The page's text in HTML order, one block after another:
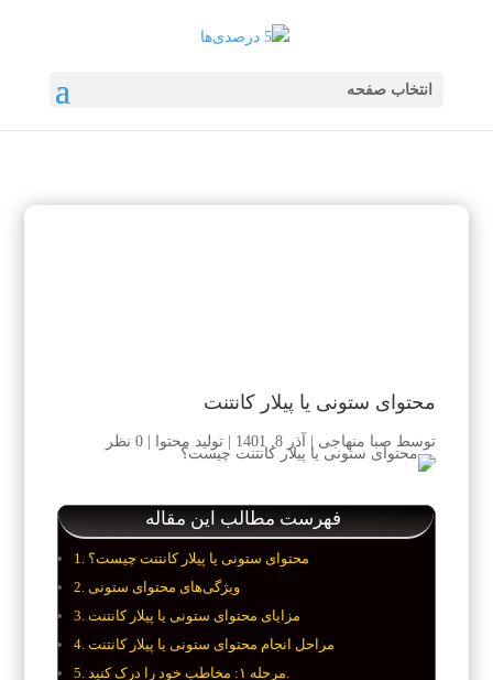
انتخاب صفحه
محتوای ستونی یا پیلار کانتنت
توسط صبا منهاجی آذر 8, 1401 |تولید محتوا |0 نظر
فهرست مطالب این مقاله
محتوای ستونی یا پیلار کانتنت چیست؟
ویژگی‌های محتوای ستونی
مزایای محتوای ستونی یا پیلار کانتنت
مراحل انجام محتوای ستونی یا پیلار کانتنت
مرحله ۱: مخاطب خود را درک کنید.